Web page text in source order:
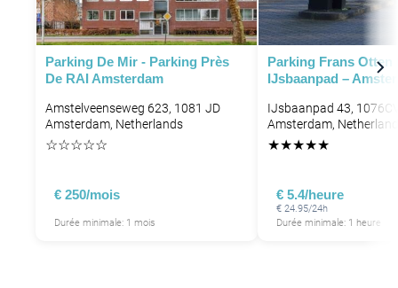
Parking De Mir - Parking Près
De RAI Amsterdam
Amstelveenseweg 623, 1081 JD
Amsterdam, Netherlands
☆☆☆☆☆
€ 250/mois
Durée minimale: 1 mois
Parking Frans Otten
IJsbaanpad –
IJsbaanpad 43,
Amsterdam,
★★★★★
€ 5.4/heure
€ 24.95/24h
Durée minimale: 1 heure